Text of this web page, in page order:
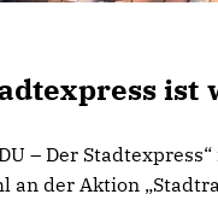
– Der
an der Aktion